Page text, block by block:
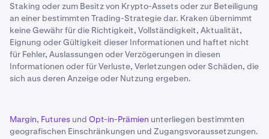
Staking oder zum Besitz von Krypto-Assets oder zur Beteiligung
an einer bestimmten Trading-Strategie dar. Kraken übernimmt
keine Gewähr für die Richtigkeit, Vollständigkeit, Aktualität,
Eignung oder Gültigkeit dieser Informationen und haftet nicht
für Fehler, Auslassungen oder Verzögerungen in diesen
Informationen oder für Verluste, Verletzungen oder Schäden, die
sich aus deren Anzeige oder Nutzung ergeben.
Margin, Futures und Opt-in-Prämien unterliegen bestimmten
geografischen Einschränkungen und Zugangsvoraussetzungen.